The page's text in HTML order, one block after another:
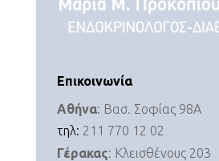
Επικοινωνία
Αθήνα: Βασ. Σοφίας 98Α
τηλ: 211 770 12 02
Γέρακας: Κλεισθένους 203